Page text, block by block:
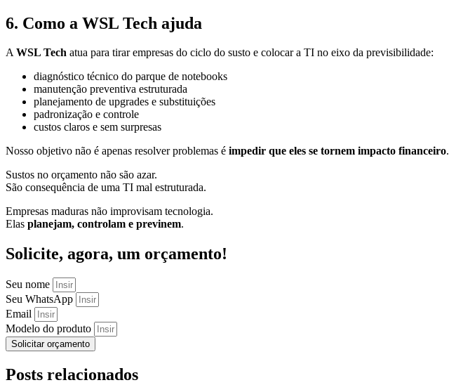
6. Como a WSL Tech ajuda
AWSL Tech atua para tirar empresas do ciclo do susto e colocar a TI no eixo da previsibilidade:
diagnóstico técnico do parque de notebooks
manutenção preventiva estruturada
planejamento de upgrades e substituições
padronização e controle
custos claros e sem surpresas
Nosso objetivo não é apenas resolver problemas é impedir que eles se tornem impacto financeiro.
Sustos no orçamento não são azar.
São consequência de uma TI mal estruturada.
Empresas maduras não improvisam tecnologia.
Elas planejam, controlam e previnem.
Solicite, agora, um orçamento!
Seu nome
Seu WhatsApp
Email
Modelo do produto
Solicitar orçamento
Posts relacionados